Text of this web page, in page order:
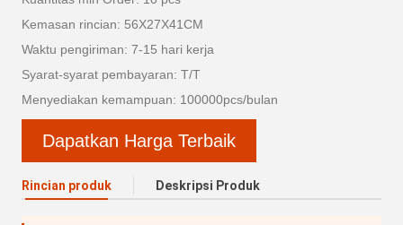
Kemasan rincian: 56X27X41CM
Waktu pengiriman: 7-15 hari kerja
Syarat-syarat pembayaran: T/T
Menyediakan kemampuan: 100000pcs/bulan
Dapatkan Harga Terbaik
Rincian produk Deskripsi Produk